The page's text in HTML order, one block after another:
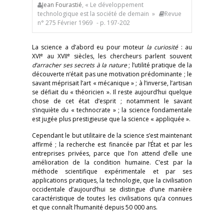
Jean Fourastié, « Le développement
technologique est la société de demain »
Revue
n° 275 Février 1969 - p. 197-202
La science a d’abord eu pour moteur la curiosité: au
XVIe au XVIIe
siècles, les chercheurs parlent souvent
d’arracher ses secrets à la nature; l’utilité pratique de la
découverte n’était pas une motivation prédominante ; le
savant méprisait l’art « mécanique » ; à l’inverse, l’artisan
se défiait du « théoricien ». Il reste aujourd’hui quelque
chose de cet état d’esprit ; notamment le savant
s’inquiète du « technocrate » ; la science fondamentale
est jugée plus prestigieuse que la science « appliquée ».
Cependant le but utilitaire de la science s’est maintenant
affirmé ; la recherche est financée par l’État et par les
entreprises privées, parce que l’on attend d’elle une
amélioration de la condition humaine. C’est par la
méthode scientifique expérimentale et par ses
applications pratiques, la technologie, que la civilisation
occidentale d’aujourd’hui se distingue d’une manière
caractéristique de toutes les civilisations qu’a connues
et que connaît l’humanité depuis 50 000 ans.